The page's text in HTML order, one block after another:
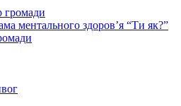
громади
ментального здоров’я “Ти як?”